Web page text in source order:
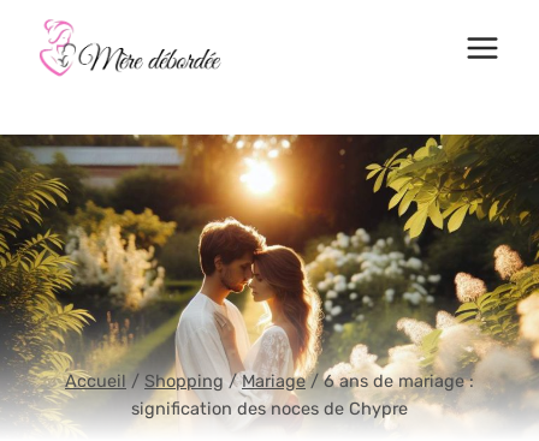
contenu
Accueil / Shopping / Mariage / 6 ans de mariage :
signification des noces de Chypre